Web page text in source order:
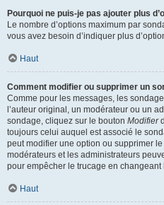
Pourquoi ne puis-je pas ajouter plus
Le nombre d’options maximum par
vous avez besoin d’indiquer plus
Haut
Comment modifier ou supprimer un
Comme pour les messages, les
l’auteur original, un modérateur ou un
sondage, cliquez sur le bouton Modifier
toujours celui auquel est associé le
peut modifier une option ou supprimer
modérateurs et les administrateurs
pour empêcher le trucage en
Haut